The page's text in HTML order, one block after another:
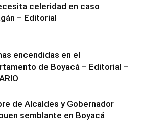
celeridad en caso
– Editorial
encendidas en el
de Boyacá – Editorial –
de Alcaldes y Gobernador
semblante en Boyacá